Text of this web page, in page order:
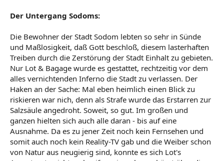
Der Untergang Sodoms:
Die Bewohner der Stadt Sodom lebten so sehr in Sünde
und Maßlosigkeit, daß Gott beschloß, diesem lasterhaften
Treiben durch die Zerstörung der Stadt Einhalt zu gebieten.
Nur Lot & Bagage wurde es gestattet, rechtzeitig vor dem
alles vernichtenden Inferno die Stadt zu verlassen. Der
Haken an der Sache: Mal eben heimlich einen Blick zu
riskieren war nich, denn als Strafe wurde das Erstarren zur
Salzsäule angedroht. Soweit, so gut. Im großen und
ganzen hielten sich auch alle daran - bis auf eine
Ausnahme. Da es zu jener Zeit noch kein Fernsehen und
somit auch noch kein Reality-TV gab und die Weiber schon
von Natur aus neugierig sind, konnte es sich Lot's